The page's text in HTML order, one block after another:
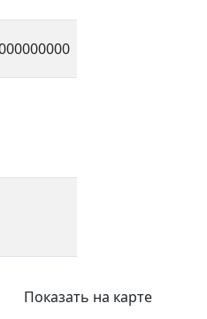
Показать на карте